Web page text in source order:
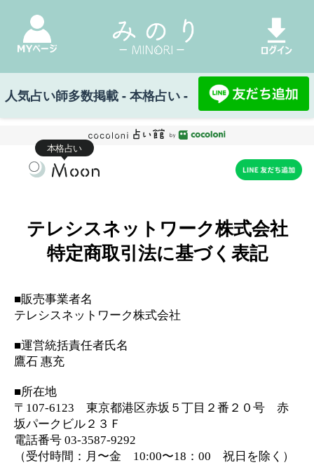
テレシスネットワーク株式会社
特定商取引法に基づく表記
テレシスネットワーク株式会社
■運営統括責任者氏名
〒107-6123 東京都港区赤坂５丁目２番２０号 赤
坂パークビル２３Ｆ
電話番号 03-3587-9292
■メールアドレス
cocoloni-info@telsys.co.jp
●商品価格
各商品ページをご参照ください。
●商品以外の必要金額
消費税、サービス利用の際の通信料、パケット通信
料はお客様のご負担となります。
■決済方法